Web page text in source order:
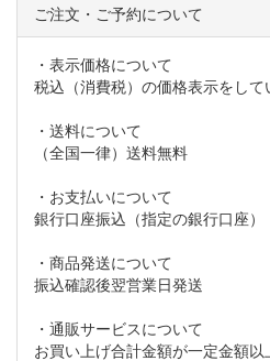
ご注文・ご予約について
・表示価格について
税込（消費税）の価格表示をして
・送料について
（全国一律）送料無料
・お支払いについて
銀行口座振込（指定の銀行口座）
・商品発送について
振込確認後翌営業日発送
・通販サービスについて
お買い上げ合計金額が一定金額